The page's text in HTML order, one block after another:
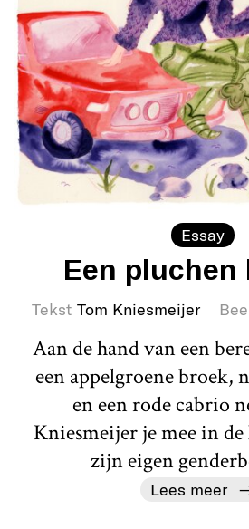
Essay
Een pluchen
Tekst Tom Kniesmeijer
Aan de hand van een
een appelgroene
en een rode cabrio
Kniesmeijer je mee in
zijn eigen
Lees meer